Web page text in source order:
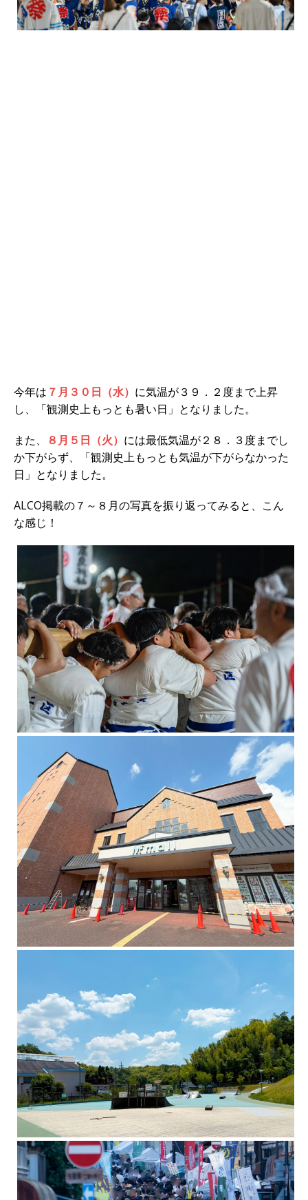
今年は ７月３０日（水） に気温が３９．２度まで上昇
し、「観測史上もっとも暑い日」となりました。
また、 ８月５日（火） には最低気温が２８．３度までし
か下がらず、「観測史上もっとも気温が下がらなかった
日」となりました。
ALCO掲載の７～８月の写真を振り返ってみると、こん
な感じ！